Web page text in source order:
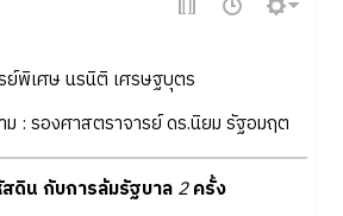
ย์พิเศษ นรนิติ เศรษฐบุตร
: รองศาสตราจารย์ ดร.นิยม รัฐอมฤต
ดิน กับการล้มรัฐบาล2ครั้ง